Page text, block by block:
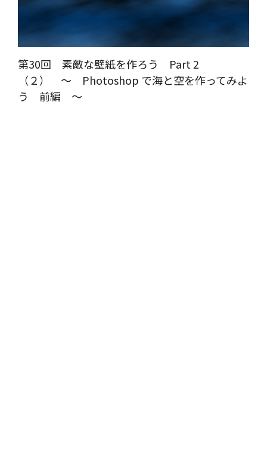
第30回 素敵な壁紙を作ろう Part 2
（２） ～ Photoshop で海と空を作ってみよ
う 前編 ～